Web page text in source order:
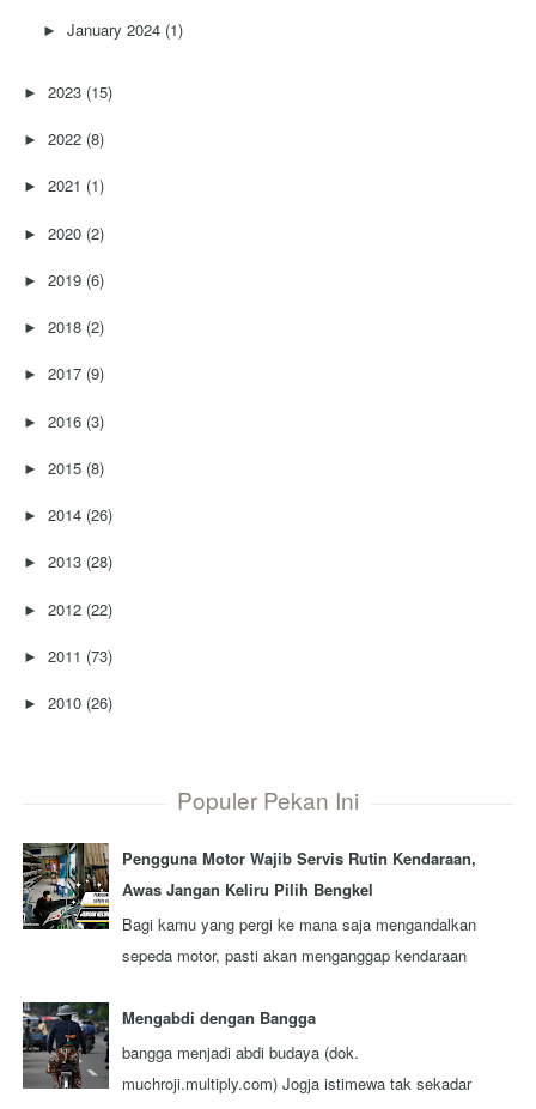
►January 2024 (1)
►2023 (15)
►2022 (8)
►2021 (1)
►2020 (2)
►2019 (6)
►2018 (2)
►2017 (9)
►2016 (3)
►2015 (8)
►2014 (26)
►2013 (28)
►2012 (22)
►2011 (73)
►2010 (26)
Populer Pekan Ini
Pengguna Motor Wajib Servis Rutin Kendaraan,
Awas Jangan Keliru Pilih Bengkel
Bagi kamu yang pergi ke mana saja mengandalkan
sepeda motor, pasti akan menganggap kendaraan
Mengabdi dengan Bangga
bangga menjadi abdi budaya (dok.
muchroji.multiply.com) Jogja istimewa tak sekadar